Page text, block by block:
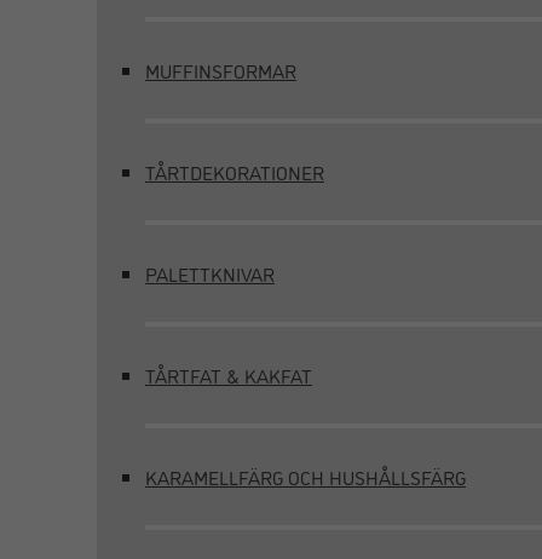
MUFFINSFORMAR
TÅRTDEKORATIONER
PALETTKNIVAR
TÅRTFAT & KAKFAT
KARAMELLFÄRG OCH HUSHÅLLSFÄRG